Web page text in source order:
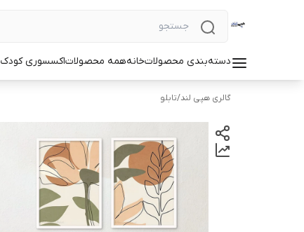
دسته‌بندی محصولاتخانههمه محصولاتاکسسوری کودک
گالری هپی لند/تابلو